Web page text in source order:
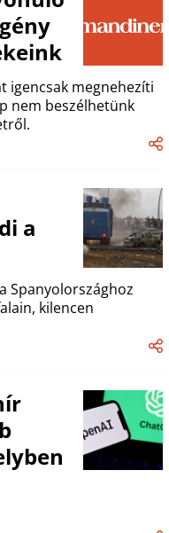
igencsak megnehezíti
nem beszélhetünk
a
Spanyolországhoz
kilencen